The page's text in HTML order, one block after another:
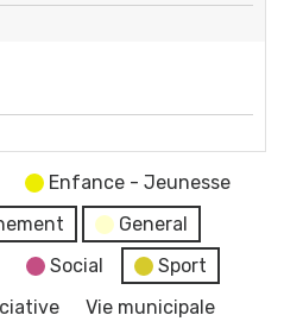
Enfance - Jeunesse
General
Social
Sport
Vie municipale